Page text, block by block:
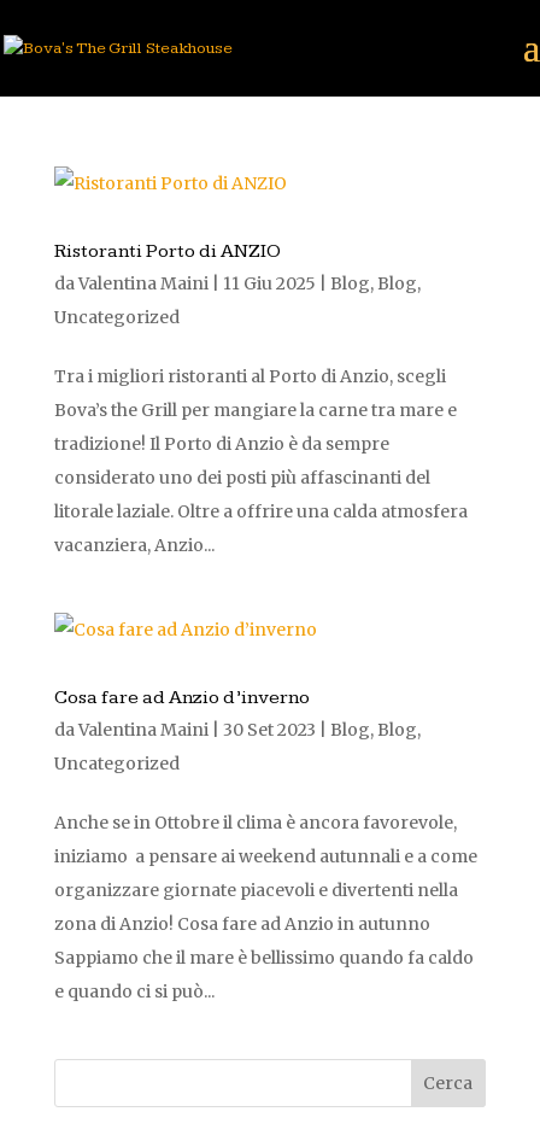
Ristoranti Porto di ANZIO
daValentina Maini| 11 Giu 2025 Blog, Blog,
Uncategorized
Tra i migliori ristoranti al Porto di Anzio, scegli
Bova’s the Grill per mangiare la carne tra mare e
tradizione! Il Porto di Anzio è da sempre
considerato uno dei posti più affascinanti del
litorale laziale. Oltre a offrire una calda atmosfera
vacanziera, Anzio...
Cosa fare ad Anzio d’inverno
daValentina Maini| 30 Set 2023 Blog, Blog,
Uncategorized
Anche se in Ottobre il clima è ancora favorevole,
iniziamo a pensare ai weekend autunnali e a come
organizzare giornate piacevoli e divertenti nella
zona di Anzio! Cosa fare ad Anzio in autunno
Sappiamo che il mare è bellissimo quando fa caldo
e quando ci si può...